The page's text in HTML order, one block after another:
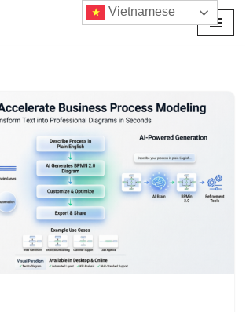
Vietnamese